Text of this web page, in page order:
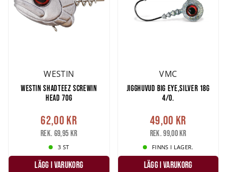
WESTIN
WESTIN SHADTEEZ SCREWIN
HEAD 70G
62,00 kr
Rek. 69,95 kr
3 ST
LÄGG I VARUKORG
VMC
JIGGHUVUD BIG EYE,SILVER 18G
4/0.
49,00 kr
Rek. 99,00 kr
FINNS I LAGER.
LÄGG I VARUKORG